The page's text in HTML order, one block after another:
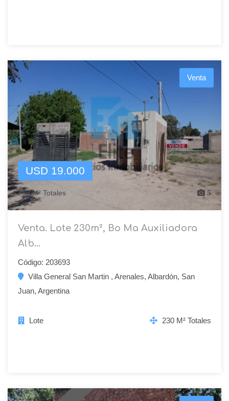
Venta
USD 19.000
230 M² Totales 5
Venta. Lote 230m², Bo Ma Auxiliadora
Alb...
Código: 203693
Villa General San Martin , Arenales, Albardón, San
Juan, Argentina
Lote 230 M² Totales